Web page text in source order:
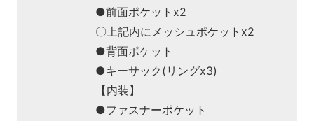
●前面ポケットx2
〇上記内にメッシュポケットx2
●背面ポケット
●キーサック(リングx3)
【内装】
●ファスナーポケット